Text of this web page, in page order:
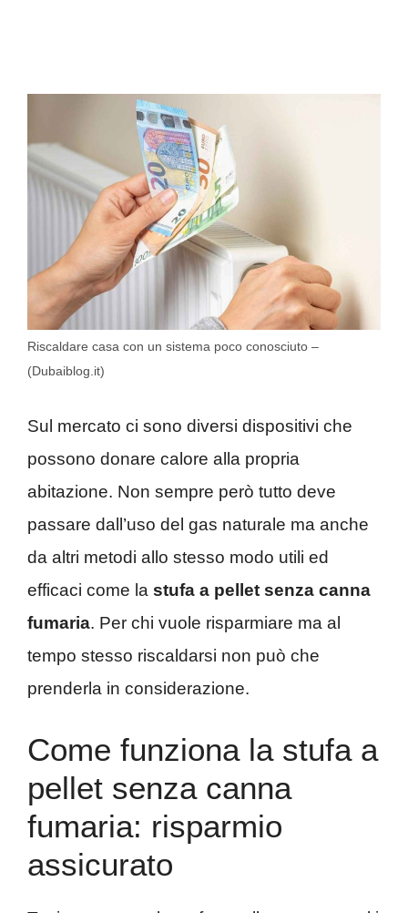
Riscaldare casa con un sistema poco conosciuto –
(Dubaiblog.it)
Sul mercato ci sono diversi dispositivi che
possono donare calore alla propria
abitazione. Non sempre però tutto deve
passare dall’uso del gas naturale ma anche
da altri metodi allo stesso modo utili ed
efficaci come la stufa a pellet senza canna
fumaria. Per chi vuole risparmiare ma al
tempo stesso riscaldarsi non può che
prenderla in considerazione.
Come funziona la stufa a
pellet senza canna
fumaria: risparmio
assicurato